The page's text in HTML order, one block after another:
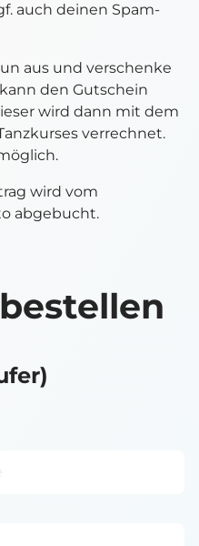
auch deinen Spam-
aus und verschenke
den Gutschein
wird dann mit dem
verrechnet.
wird vom
abgebucht.